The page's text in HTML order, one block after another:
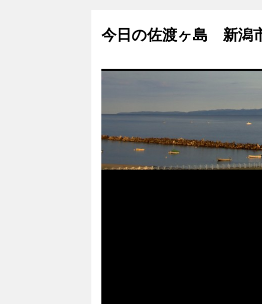
テ
ス
今日の佐渡ヶ島 新潟